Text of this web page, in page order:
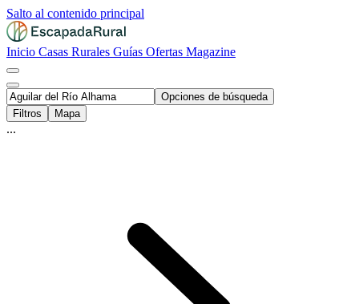
Salto al contenido principal
Inicio Casas Rurales Guías Ofertas Magazine
Opciones de búsqueda
Filtros
Mapa
...